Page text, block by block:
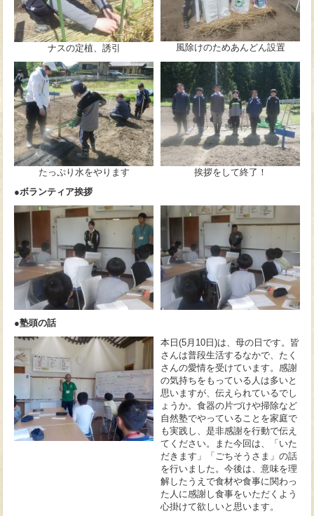
ナスの定植、誘引 風除けのためあんどん設置
たっぷり水をやります
挨拶をして終了！
●ボランティア挨拶
●塾頭の話
本日(5月10日)は、母の日です。皆
さんは普段生活するなかで、たく
さんの愛情を受けています。感謝
の気持ちをもっている人は多いと
思いますが、伝えられているでし
ょうか。食器の片づけや掃除など
自然塾でやっていることを家庭で
も実践し、是非感謝を行動で伝え
てください。また今回は、「いた
だきます」「ごちそうさま」の話
を行いました。今後は、意味を理
解したうえで食材や食事に関わっ
た人に感謝し食事をいただくよう
心掛けて欲しいと思います。